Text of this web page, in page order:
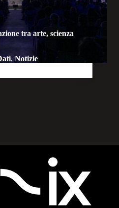
tra arte, scienza
, Notizie